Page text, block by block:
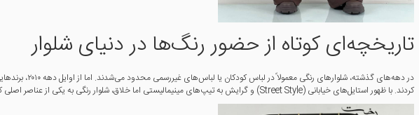
تاریخچه‌ای کوتاه از حضور رنگ‌ها در دنیای شلوار
کردند. با ظهور استایل‌های خیابانی (Street Style) و گرایش به تیپ‌های مینیمالیستی اما خلاق، شلوار رنگی به یکی از عناصر اصلی کمدهای فصلی بسیاری از مردم جهان تبدیل شد.